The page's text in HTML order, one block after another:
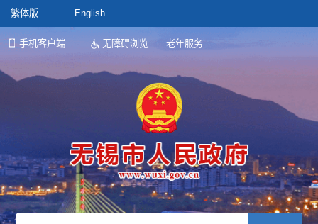
繁体版 English
手机客户端 无障碍浏览 老年服务